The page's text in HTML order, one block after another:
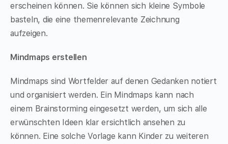
erscheinen können. Sie können sich kleine Symbole
basteln, die eine themenrelevante Zeichnung
aufzeigen.
Mindmaps erstellen
Mindmaps sind Wortfelder auf denen Gedanken notiert
und organisiert werden. Ein Mindmaps kann nach
einem Brainstorming eingesetzt werden, um sich alle
erwünschten Ideen klar ersichtlich ansehen zu
können. Eine solche Vorlage kann Kinder zu weiteren